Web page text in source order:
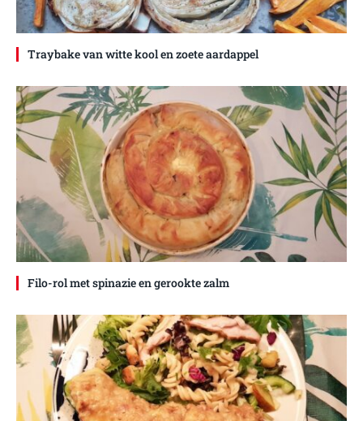
Traybake van witte kool en zoete aardappel
Filo-rol met spinazie en gerookte zalm